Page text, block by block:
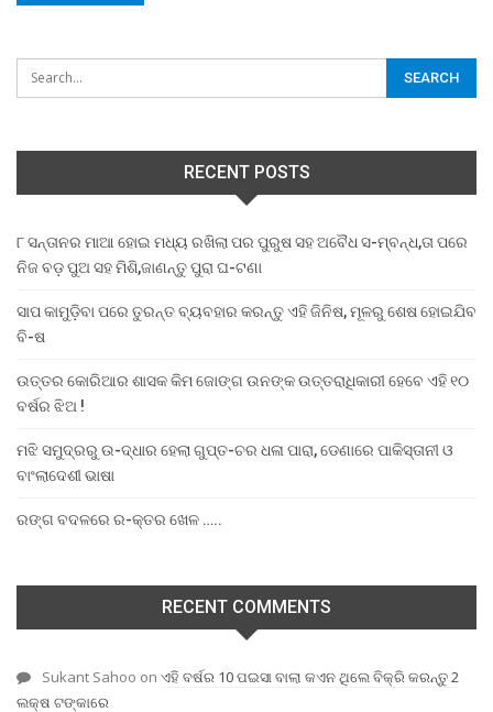
RECENT POSTS
୮ ସନ୍ତାନର ମାଆ ହୋଇ ମଧ୍ୟ ରଖିଲା ପର ପୁରୁଷ ସହ ଅବୈଧ ସ-ମ୍ବନ୍ଧ,ତା ପରେ
ନିଜ ବଡ଼ ପୁଅ ସହ ମିଶି,ଜାଣନ୍ତୁ ପୁରା ଘ-ଟଣା
ସାପ କାମୁଡ଼ିବା ପରେ ତୁରନ୍ତ ବ୍ୟବହାର କରନ୍ତୁ ଏହି ଜିନିଷ, ମୂଳରୁ ଶେଷ ହୋଇଯିବ
ବି-ଷ
ଉତ୍ତର କୋରିଆର ଶାସକ କିମ ଜୋଙ୍ଗ ଉନଙ୍କ ଉତ୍ତରାଧିକାରୀ ହେବେ ଏହି ୧୦
ବର୍ଷର ଝିଅ !
ମଝି ସମୁଦ୍ରରୁ ଉ-ଦ୍ଧାର ହେଲା ଗୁପ୍ତ-ଚର ଧଳା ପାରା, ଡେଣାରେ ପାକିସ୍ତାନୀ ଓ
ବାଂଲାଦେଶୀ ଭାଷା
ରଙ୍ଗ ବଦଳରେ ର-କ୍ତର ଖେଳ …..
RECENT COMMENTS
Sukant Sahoo on ଏହି ବର୍ଷର 10 ପଇସା ବାଲା କଏନ ଥିଲେ ବିକ୍ରି କରନ୍ତୁ 2
ଲକ୍ଷ ଟଙ୍କାରେ